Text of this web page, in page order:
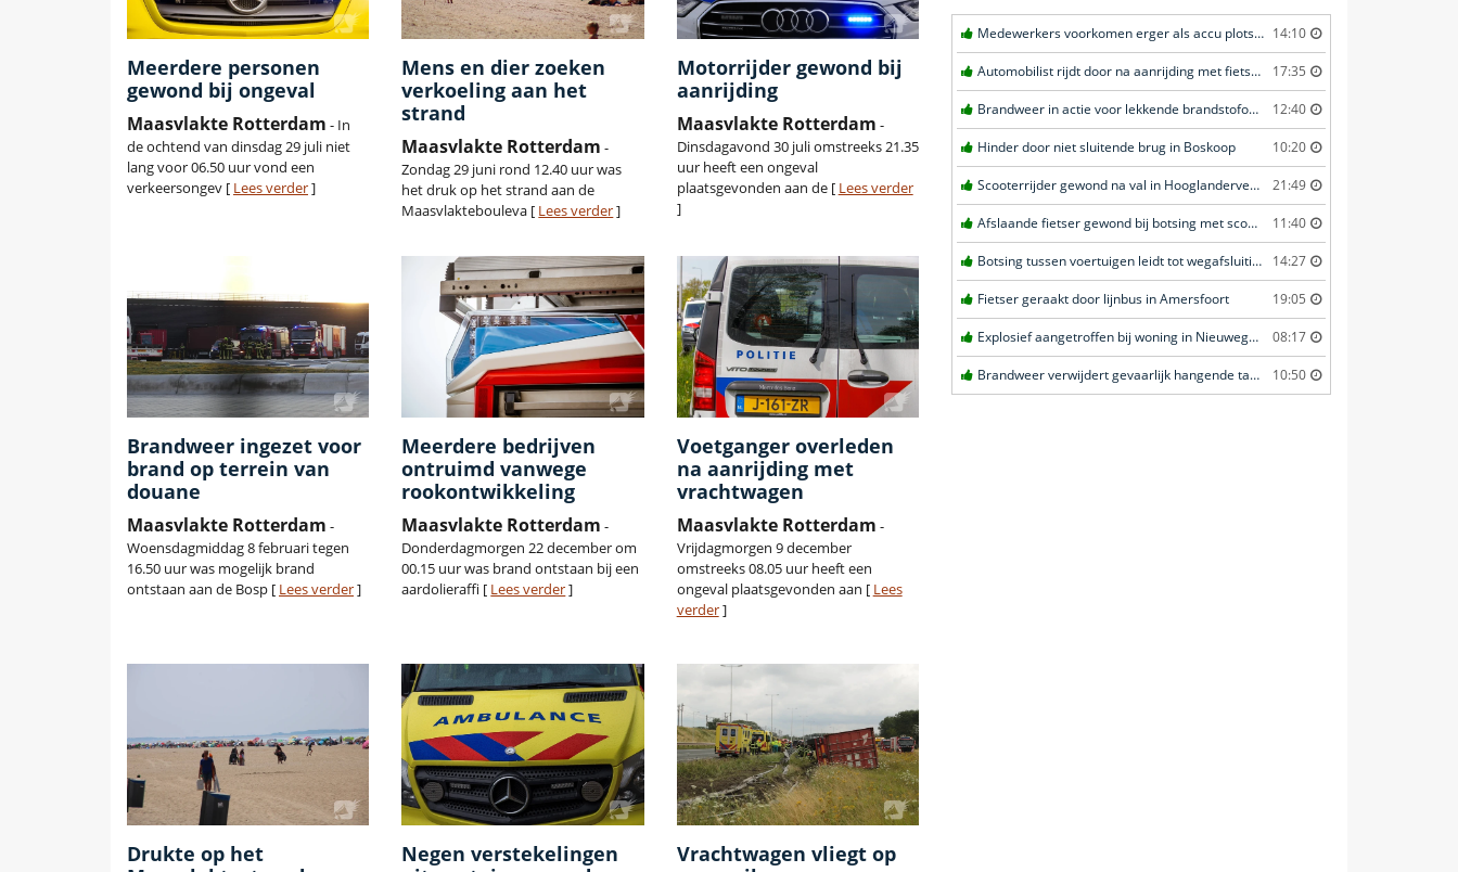
Meerdere personen
gewond bij ongeval
Maasvlakte Rotterdam - In
de ochtend van dinsdag 29 juli niet
lang voor 06.50 uur vond een
verkeersongev [ Lees verder]
Mens en dier zoeken
verkoeling aan het
strand
Maasvlakte Rotterdam -
Zondag 29 juni rond 12.40 uur was
het druk op het strand aan de
Maasvlaktebouleva [ Lees verder]
Motorrijder gewond bij
aanrijding
Maasvlakte Rotterdam -
Dinsdagavond 30 juli omstreeks 21.35
uur heeft een ongeval
plaatsgevonden aan de [ Lees verder
]
Brandweer ingezet voor
brand op terrein van
douane
Maasvlakte Rotterdam -
Woensdagmiddag 8 februari tegen
16.50 uur was mogelijk brand
ontstaan aan de Bosp [ Lees verder]
Meerdere bedrijven
ontruimd vanwege
rookontwikkeling
Maasvlakte Rotterdam -
Donderdagmorgen 22 december om
00.15 uur was brand ontstaan bij een
aardolieraffi [ Lees verder]
Voetganger overleden
na aanrijding met
vrachtwagen
Maasvlakte Rotterdam -
Vrijdagmorgen 9 december
omstreeks 08.05 uur heeft een
ongeval plaatsgevonden aan [ Lees
verder]
Drukte op het
Negen verstekelingen
Vrachtwagen vliegt op
Medewerkers voorkomen erger als accu plots in brand vliegt in Amersfoort 14:10
Automobilist rijdt door na aanrijding met fietster in Amersfoort 17:35
Brandweer in actie voor lekkende brandstofoplegger in Stroe 12:40
Hinder door niet sluitende brug in Boskoop 10:20
Scooterrijder gewond na val in Hooglanderveen 21:49
Afslaande fietser gewond bij botsing met scooterrijder in Katwijk 11:40
Botsing tussen voertuigen leidt tot wegafsluiting in Ommen 14:27
Fietser geraakt door lijnbus in Amersfoort 19:05
Explosief aangetroffen bij woning in Nieuwegein 08:17
Brandweer verwijdert gevaarlijk hangende tak boven fietspad in Barneveld 10:50